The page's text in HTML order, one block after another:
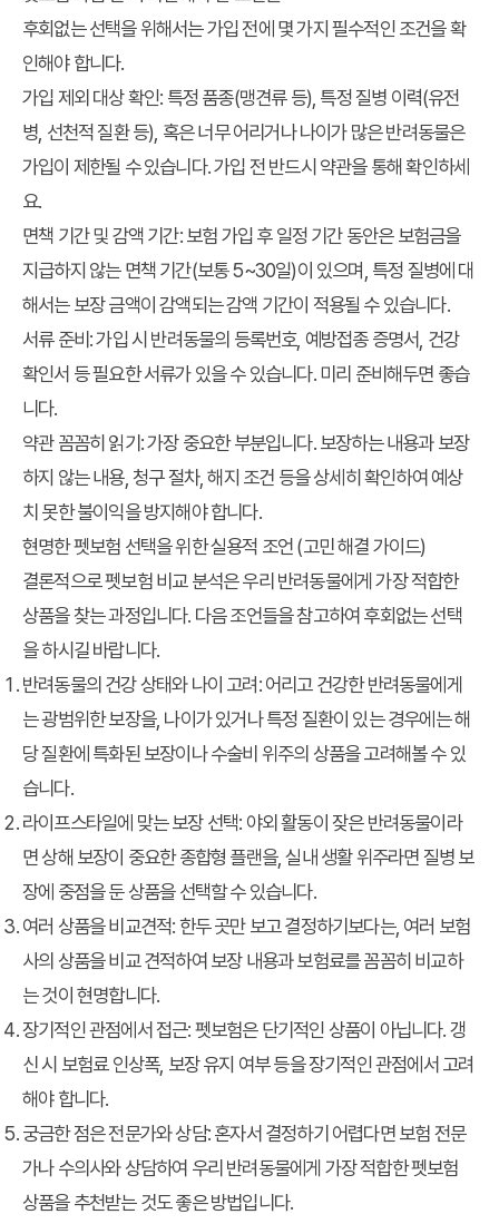
후회없는 선택을 위해서는 가입 전에 몇 가지 필수적인 조건을 확
인해야 합니다.
가입 제외 대상 확인: 특정 품종(맹견류 등), 특정 질병 이력(유전
병, 선천적 질환 등), 혹은 너무 어리거나 나이가 많은 반려동물은
가입이 제한될 수 있습니다. 가입 전 반드시 약관을 통해 확인하세
요.
면책 기간 및 감액 기간: 보험 가입 후 일정 기간 동안은 보험금을
지급하지 않는 면책 기간(보통 5~30일)이 있으며, 특정 질병에 대
해서는 보장 금액이 감액되는 감액 기간이 적용될 수 있습니다.
서류 준비 : 가입 시 반려동물의 등록번호, 예방접종 증명서, 건강
확인서 등 필요한 서류가 있을 수 있습니다. 미리 준비해두면 좋습
니다.
약관 꼼꼼히 읽기 : 가장 중요한 부분입니다. 보장하는 내용과 보장
하지 않는 내용, 청구 절차, 해지 조건 등을 상세히 확인하여 예상
치 못한 불이익을 방지해야 합니다.
현명한 펫보험 선택을 위한 실용적 조언 (고민 해결 가이드)
결론적으로펫보험 비교 분석은 우리 반려동물에게 가장 적합한
상품을 찾는 과정입니다. 다음 조언들을 참고하여 후회없는 선택
을 하시길 바랍니다.
반려동물의 건강 상태와 나이 고려: 어리고 건강한 반려동물에게
는 광범위한 보장을, 나이가 있거나 특정 질환이 있는 경우에는 해
당 질환에 특화된 보장이나 수술비 위주의 상품을 고려해볼 수 있
습니다.
라이프스타일에 맞는 보장 선택: 야외 활동이 잦은 반려동물이라
면 상해 보장이 중요한 종합형 플랜을, 실내 생활 위주라면 질병 보
장에 중점을 둔 상품을 선택할 수 있습니다.
여러 상품을 비교견적: 한두 곳만 보고 결정하기보다는, 여러 보험
사의 상품을 비교 견적하여 보장 내용과 보험료를 꼼꼼히 비교하
는 것이 현명합니다.
장기적인 관점에서 접근: 펫보험은 단기적인 상품이 아닙니다. 갱
신 시 보험료 인상폭, 보장 유지 여부 등을 장기적인 관점에서 고려
해야 합니다.
궁금한 점은 전문가와 상담: 혼자서 결정하기 어렵다면 보험 전문
가나 수의사와 상담하여 우리 반려동물에게 가장 적합한 펫보험
상품을 추천받는 것도 좋은 방법입니다.